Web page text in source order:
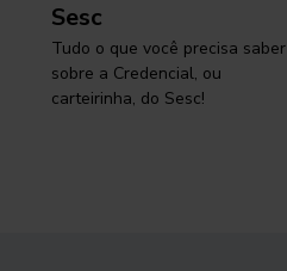
Sesc
Tudo o que você precisa saber
sobre a Credencial, ou
carteirinha, do Sesc!